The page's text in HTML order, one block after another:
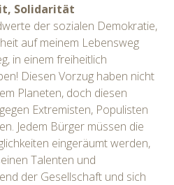
Solidarität
der sozialen Demokratie,
auf meinem Lebensweg
in einem freiheitlich
Diesen Vorzug haben nicht
Planeten, doch diesen
Extremisten, Populisten
Jedem Bürger müssen die
eingeräumt werden,
Talenten und
der Gesellschaft und sich